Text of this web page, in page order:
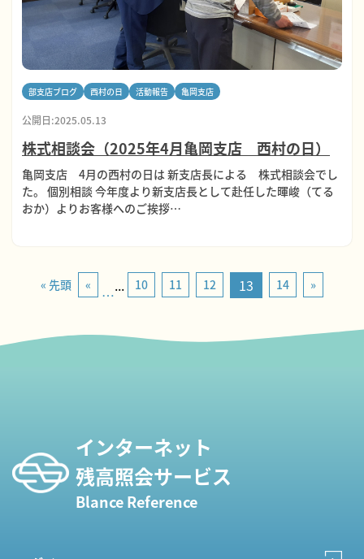
部支店ブログ 西村の日 活動報告 亀岡支店
公開日:2025.05.13
株式相談会（2025年4月亀岡支店 西村の日）
亀岡支店 4月の西村の日は 新支店長による 株式相談会でし
た。 個別相談 今年度より新支店長として赴任した暉峻（てる
おか）よりお客様へのご挨拶…
« 先頭 « ... 10 11 12 13 14 »
インターネット
残高照会サービス
Blance Reference